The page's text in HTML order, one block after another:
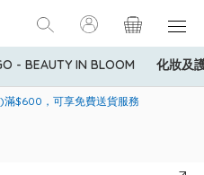
- BEAUTY IN BLOOM 化妝及
物禮遇：高達5%簽賬回贈！
滿$600，可享免費送貨服務
品，若訂單金額少於HK$600(折